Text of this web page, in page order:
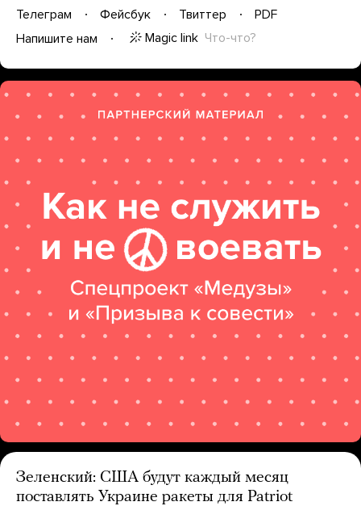
Телеграм Фейсбук Твиттер
PDF
Напишите нам
Magic link Что-что?
Зеленский: США будут каждый месяц
поставлять Украине ракеты для Patriot